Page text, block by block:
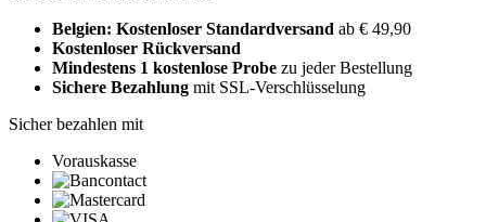
Belgien: Kostenloser Standardversand ab € 49,90
Kostenloser Rückversand
Mindestens 1 kostenlose Probe zu jeder Bestellung
Sichere Bezahlung mit SSL-Verschlüsselung
Sicher bezahlen mit
Vorauskasse